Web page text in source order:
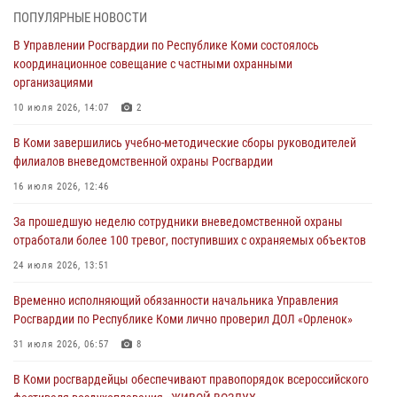
по спортивному самбо
03 августа 2026, 12:07 5
В Коми росгвардейцы информируют граждан об изменениях в
законодательстве в сфере оборота оружия и продолжают изымать
02 августа 2026, 06:17
В Койгородском районе местный житель обратился в Росгвардию
31 июля 2026, 10:55
Временно исполняющий обязанности начальника Управления
31 июля 2026, 06:57 8
В Усинске росгвардейцы оперативно отработали план «Квартал»
ПОПУЛЯРНЫЕ НОВОСТИ
В Управлении Росгвардии по Республике Коми состоялось
координационное совещание с частными охранными
организациями
10 июля 2026, 14:07 2
В Коми завершились учебно-методические сборы руководителей
филиалов вневедомственной охраны Росгвардии
16 июля 2026, 12:46
За прошедшую неделю сотрудники вневедомственной охраны
отработали более 100 тревог, поступивших с охраняемых объектов
24 июля 2026, 13:51
Временно исполняющий обязанности начальника Управления
Росгвардии по Республике Коми лично проверил ДОЛ «Орленок»
31 июля 2026, 06:57 8
В Коми росгвардейцы обеспечивают правопорядок всероссийского